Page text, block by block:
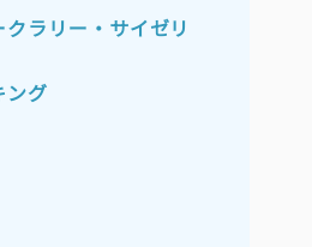
2022年12月
2022年8月
ラリー・サイゼリ
ング